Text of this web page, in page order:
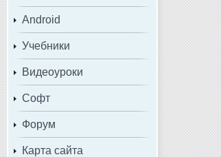
Android
Учебники
Видеоуроки
Софт
Форум
Карта сайта